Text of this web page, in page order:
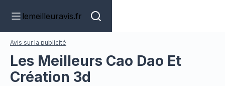
lemeilleuravis.fr
Avis sur la publicité
Les Meilleurs Cao Dao Et
Création 3d